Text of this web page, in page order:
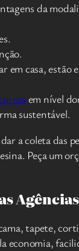
da
em casa, estão
em nível
sustentável.
a coleta das
Peça um
Agências
tapete,
economia,